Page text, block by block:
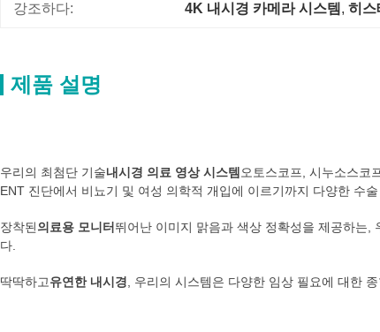
강조하다: 4K 내시경 카메라 시스템 , 히스
제품 설명
우리의 최첨단 기술내시경 의료 영상 시스템 오토스코프, 시누소스코
ENT 진단에서 비뇨기 및 여성 의학적 개입에 이르기까지 다양한 수
장착된의료용 모니터 뛰어난 이미지 맑음과 색상 정확성을 제공하는,
다.
딱딱하고유연한 내시경 , 우리의 시스템은 다양한 임상 필요에 대한